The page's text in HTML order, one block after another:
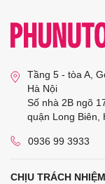
Tầng 5 - tòa A,
Hà Nội
Số nhà 2B ngõ
quận Long Biên,
0936 99 3933
CHỊU TRÁCH